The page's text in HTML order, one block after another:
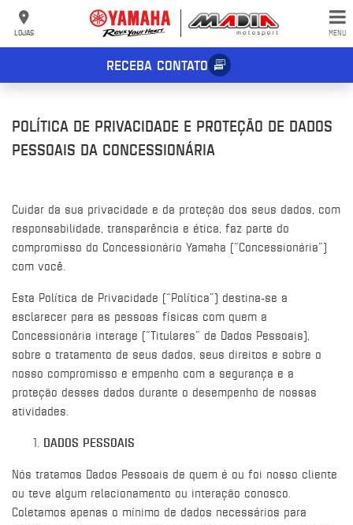
LOJAS MENU
RECEBA CONTATO
POLÍTICA DE PRIVACIDADE E PROTEÇÃO DE DADOS
PESSOAIS DA CONCESSIONÁRIA
Cuidar da sua privacidade e da proteção dos seus dados, com
responsabilidade, transparência e ética, faz parte do
compromisso do Concessionário Yamaha (“Concessionária”)
com você.
Esta Política de Privacidade (“Política”) destina-se a
esclarecer para as pessoas físicas com quem a
Concessionária interage (“Titulares” de Dados Pessoais),
sobre o tratamento de seus dados, seus direitos e sobre o
nosso compromisso e empenho com a segurança e a
proteção desses dados durante o desempenho de nossas
atividades.
DADOS PESSOAIS
Nós tratamos Dados Pessoais de quem é ou foi nosso cliente
ou teve algum relacionamento ou interação conosco.
Coletamos apenas o mínimo de dados necessários para